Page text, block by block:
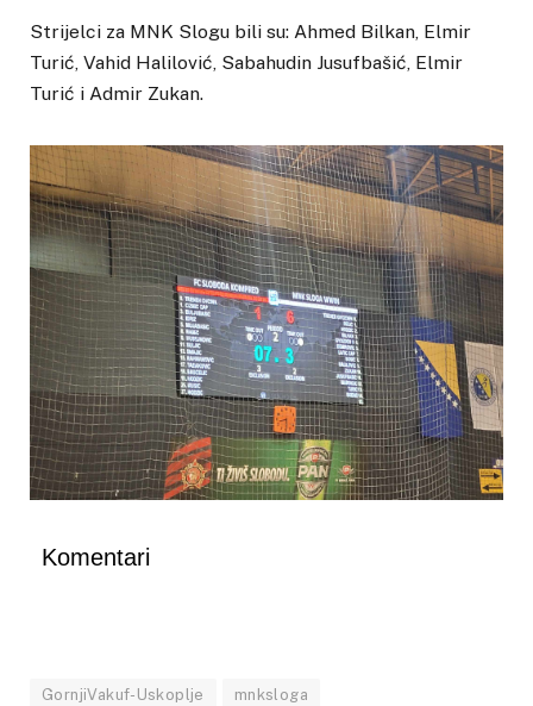
Strijelci za MNK Slogu bili su: Ahmed Bilkan, Elmir
Turić, Vahid Halilović, Sabahudin Jusufbašić, Elmir
Turić i Admir Zukan.
Komentari
GornjiVakuf-Uskoplje mnksloga